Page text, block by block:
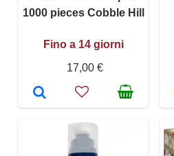
1000 pieces Cobble Hill
Fino a 14 giorni
17,00 €